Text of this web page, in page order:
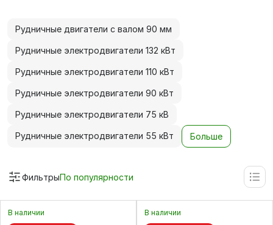
Рудничные двигатели с валом 90 мм
Рудничные электродвигатели 132 кВт
Рудничные электродвигатели 110 кВт
Рудничные электродвигатели 90 кВт
Рудничные электродвигатели 75 кВ
Рудничные электродвигатели 55 кВт Больше
ФильтрыПо популярности
В наличии В наличии